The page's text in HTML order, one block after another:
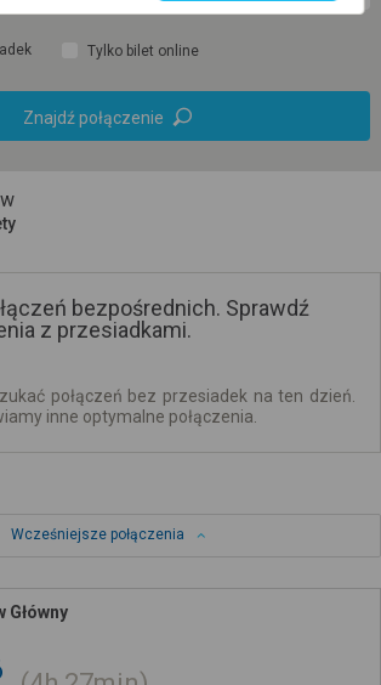
Tylko bilet online
Znajdź połączenie
bezpośrednich. Sprawdź
z przesiadkami.
połączeń bez przesiadek na ten dzień.
inne optymalne połączenia.
Wcześniejsze połączenia
Główny